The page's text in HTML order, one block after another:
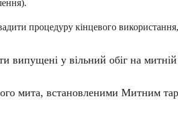
процедуру кінцевого
випущені у вільний обіг на митній
мита, встановленими Митним